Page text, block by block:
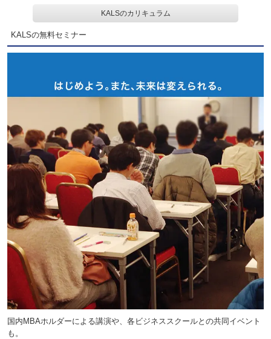
KALSのカリキュラム
KALSの無料セミナー
国内MBAホルダーによる講演や、各ビジネススクールとの共同イベント
も。